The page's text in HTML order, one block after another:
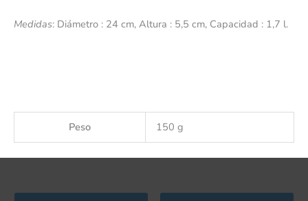
Medidas: Diámetro : 24 cm, Altura : 5,5 cm, Capacidad : 1,7 l.
Peso 150 g